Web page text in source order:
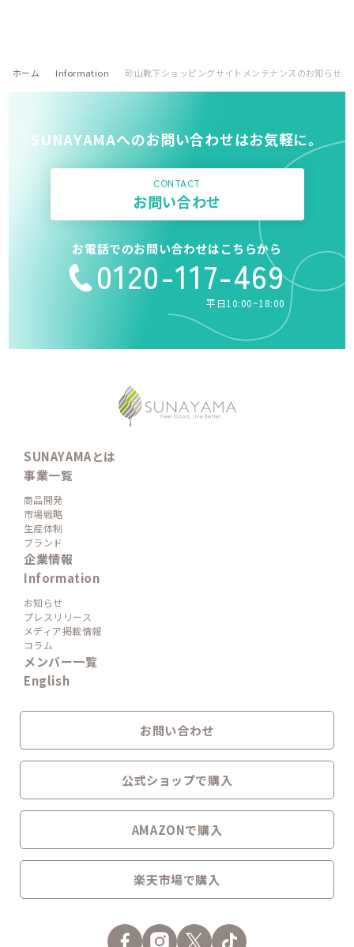
ホーム Information 砂山靴下ショッピングサイトメンテナンスのお知らせ
SUNAYAMAへのお問い合わせはお気軽に。
CONTACT
お問い合わせ
お電話でのお問い合わせはこちらから
0120-117-469
平日10:00~18:00
SUNAYAMAとは
事業一覧
商品開発
市場戦略
生産体制
ブランド
企業情報
Information
お知らせ
プレスリリース
メディア掲載情報
コラム
メンバー一覧
English
お問い合わせ
公式ショップで購入
AMAZONで購入
楽天市場で購入